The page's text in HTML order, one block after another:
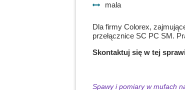
mala
Dla firmy Colorex,
przełącznice SC PC SM.
Skontaktuj się w tej
Spawy i pomiary w mufach